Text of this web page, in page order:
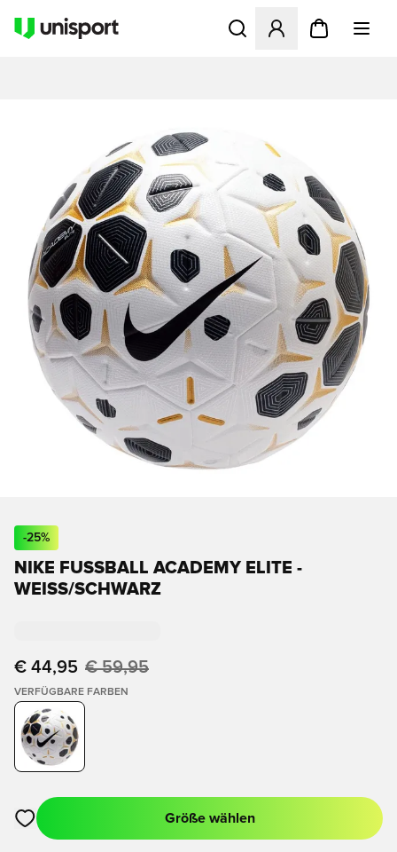
Öffnet ein Fenster zum
-25%
NIKE FUSSBALL ACADEMY ELITE - W
EISS/SCHWARZ
€ 44,95 € 59,95
VERFÜGBARE FARBEN
Öffnet ein Fenster zum Anmelden oder Registrieren als
Größe wählen